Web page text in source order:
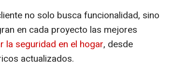
no solo busca funcionalidad, sino
en cada proyecto las mejores
la seguridad en el hogar, desde
actualizados.